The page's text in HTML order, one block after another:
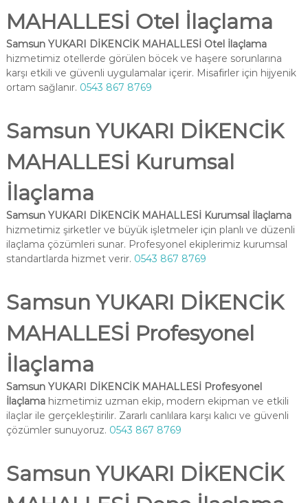
MAHALLESİ Otel İlaçlama
Samsun YUKARI DİKENCİK MAHALLESİ Otel İlaçlama
hizmetimiz otellerde görülen böcek ve haşere sorunlarına
karşı etkili ve güvenli uygulamalar içerir. Misafirler için hijyenik
ortam sağlanır. 0543 867 8769
Samsun YUKARI DİKENCİK
MAHALLESİ Kurumsal
İlaçlama
Samsun YUKARI DİKENCİK MAHALLESİ Kurumsal İlaçlama
hizmetimiz şirketler ve büyük işletmeler için planlı ve düzenli
ilaçlama çözümleri sunar. Profesyonel ekiplerimiz kurumsal
standartlarda hizmet verir. 0543 867 8769
Samsun YUKARI DİKENCİK
MAHALLESİ Profesyonel
İlaçlama
Samsun YUKARI DİKENCİK MAHALLESİ Profesyonel
İlaçlamahizmetimiz uzman ekip, modern ekipman ve etkili
ilaçlar ile gerçekleştirilir. Zararlı canlılara karşı kalıcı ve güvenli
çözümler sunuyoruz. 0543 867 8769
Samsun YUKARI DİKENCİK